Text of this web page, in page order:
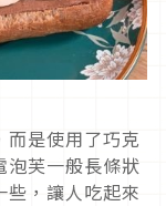
而是使用了巧克
泡芙一般長條狀
些，讓人吃起來